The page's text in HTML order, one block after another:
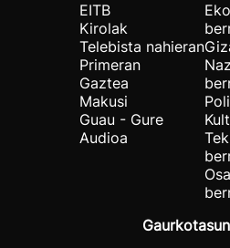
EITB
Kirolak
Telebista nahieran
Primeran
Gaztea
Makusi
Guau - Gure
Audioa